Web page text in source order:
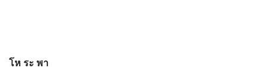
โห ระ พา